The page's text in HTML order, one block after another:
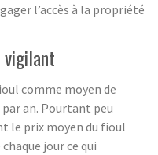
l’accès à la propriété
vigilant
comme moyen de
an. Pourtant peu
le prix moyen du fioul
jour ce qui